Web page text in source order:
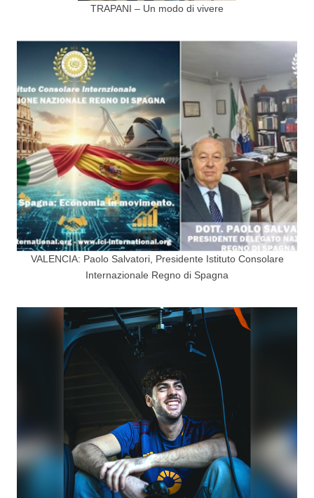
TRAPANI – Un modo di vivere
VALENCIA: Paolo Salvatori, Presidente Istituto Consolare
Internazionale Regno di Spagna